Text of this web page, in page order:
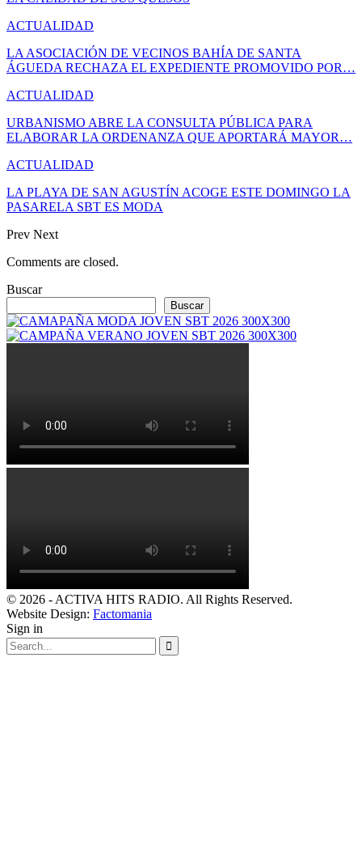
ACTUALIDAD
LA ASOCIACIÓN DE VECINOS BAHÍA DE SANTA
ÁGUEDA RECHAZA EL EXPEDIENTE PROMOVIDO POR…
ACTUALIDAD
URBANISMO ABRE LA CONSULTA PÚBLICA PARA
ELABORAR LA ORDENANZA QUE APORTARÁ MAYOR…
ACTUALIDAD
LA PLAYA DE SAN AGUSTÍN ACOGE ESTE DOMINGO LA
PASARELA SBT ES MODA
Prev Next
Comments are closed.
Buscar
Buscar
© 2026 - ACTIVA HITS RADIO. All Rights Reserved.
Website Design: Factomania
Sign in